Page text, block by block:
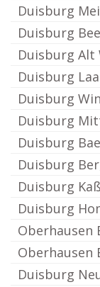
Duisburg
Duisburg
Duisburg Alt
Duisburg
Duisburg
Duisburg
Duisburg
Duisburg
Duisburg
Duisburg
Oberhausen
Oberhausen
Duisburg